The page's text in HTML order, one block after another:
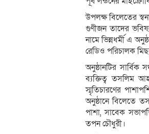
উপলক্ষ বিলেতের
গুণীজন তাদের
নামে ভিন্নধর্মী এ
রেডিও পরিচালক
অনুষ্ঠানটির সার্বিক
ব্যক্তিত্ব তসলিম
স্মৃতিচারণের
অনুষ্ঠানে বিলেতে
পাশা, সাবেক
তপন চৌধুরী।